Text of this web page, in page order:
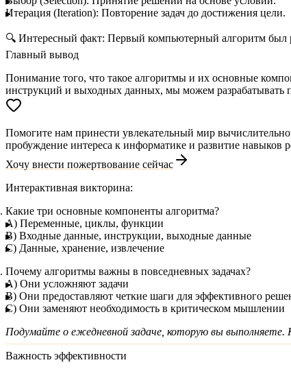
Итерация (Iteration): Повторение задач до достижения цели.
🔍 Интересный факт: Первый компьютерный алгоритм был
Главный вывод
Понимание того, что такое алгоритмы и их основные
инструкций и выходных данных, мы можем разрабатывать
Помогите нам принести увлекательный мир
пробуждение интереса к информатике и развитие навыков
Хочу внести пожертвование сейчас
Интерактивная викторина:
Какие три основные компоненты алгоритма?
A) Переменные, циклы, функции
B) Входные данные, инструкции, выходные данные
C) Данные, хранение, извлечение
Почему алгоритмы важны в повседневных задачах?
A) Они усложняют задачи
B) Они предоставляют четкие шаги для эффективного
C) Они заменяют необходимость в критическом мышлении
Подумайте о ежедневной задаче, которую вы
Важность эффективности